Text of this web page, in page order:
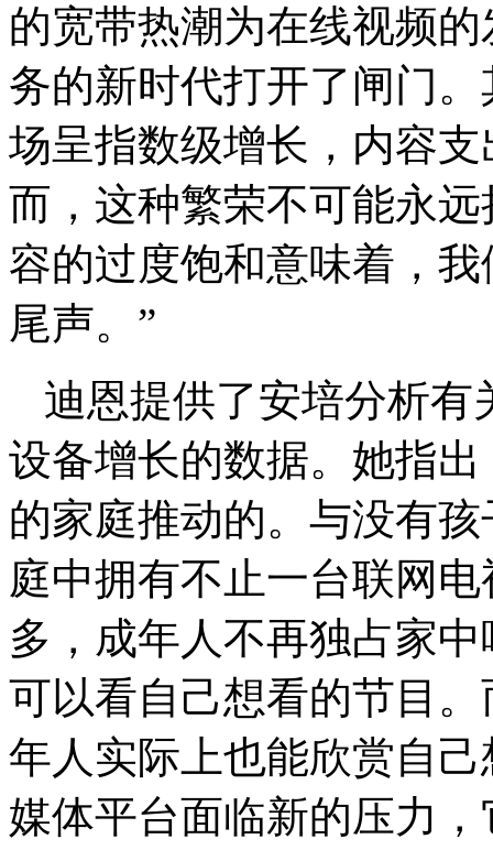
的宽带热潮为在线视频
务的新时代打开了闸门
场呈指数级增长，内容
而，这种繁荣不可能永
容的过度饱和意味着，
尾声。”
迪恩提供了安培分析有
设备增长的数据。她指
的家庭推动的。与没有
庭中拥有不止一台联网
多，成年人不再独占家
可以看自己想看的节目
年人实际上也能欣赏自
媒体平台面临新的压力